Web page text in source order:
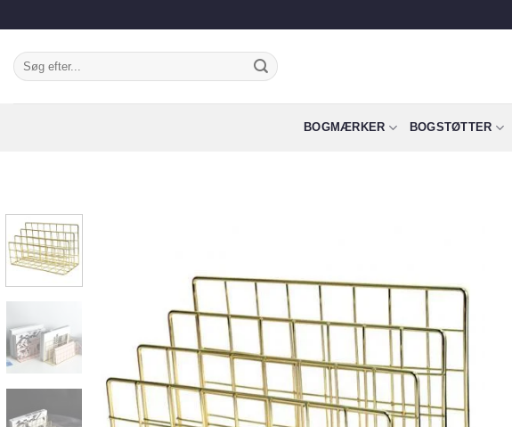
til
indhold
Søg
efter:
BOGMÆRKER BOGSTØTTER